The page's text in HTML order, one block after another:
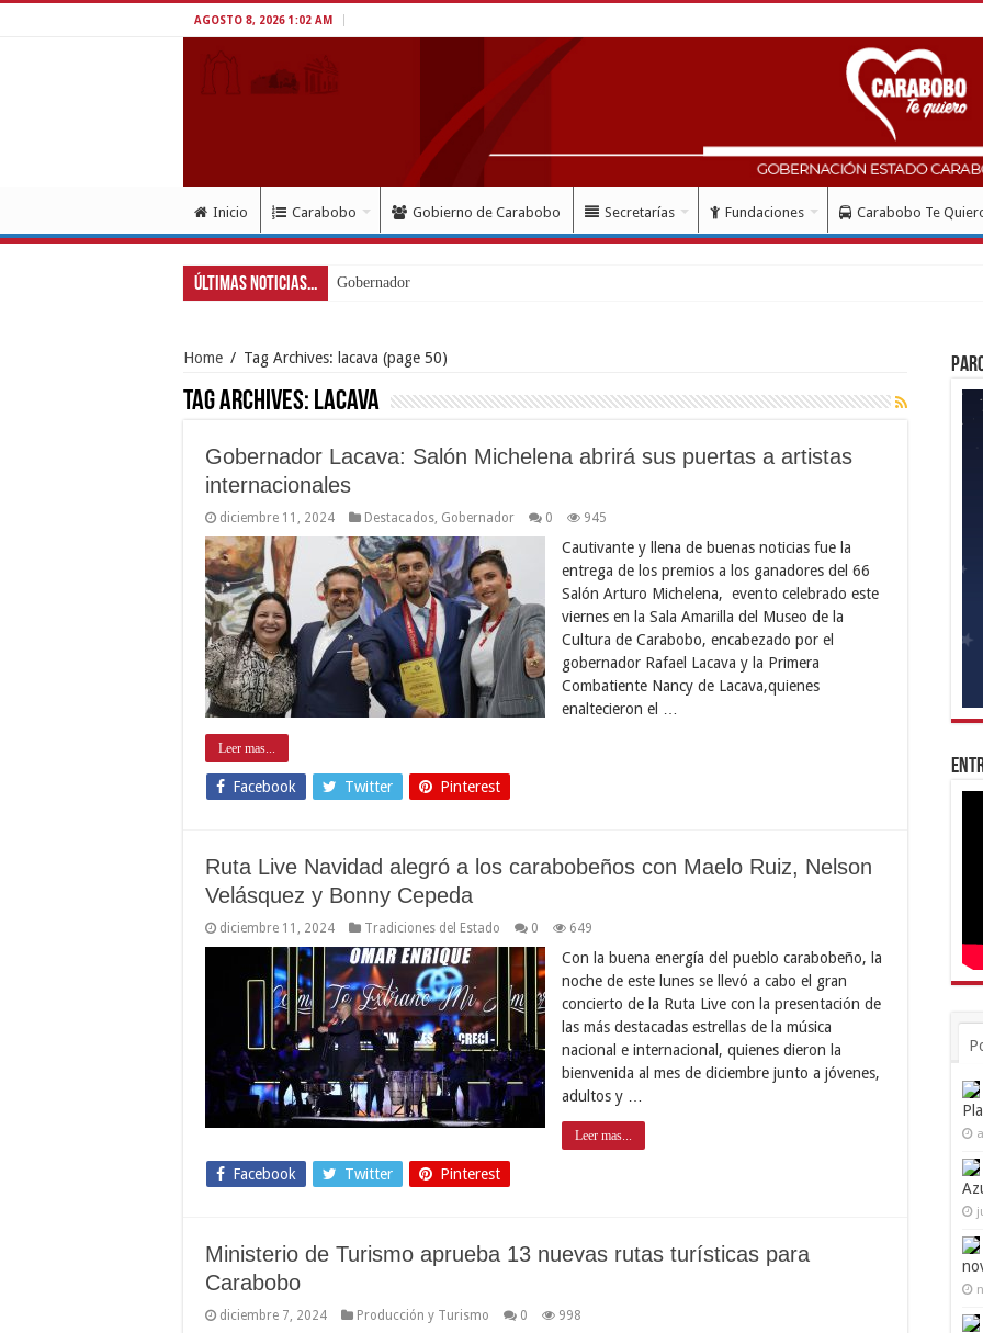
AGOSTO 8, 2026 1:02 AM
Inicio Carabobo Gobierno de Carabobo Secretarías Fundaciones Carabobo Te
Últimas Noticias... Gobernador Lacava a un mes del doblete s
Home / Tag Archives: lacava (page 50)
Tag Archives: lacava
Gobernador Lacava: Salón Michelena abrirá sus puertas a artistas
internacionales
diciembre 11, 2024 Destacados Gobernador 0 945
Cautivante y llena de buenas noticias fue la
entrega de los premios a los ganadores del 66
Salón Arturo Michelena, evento celebrado este
viernes en la Sala Amarilla del Museo de la
Cultura de Carabobo, encabezado por el
gobernador Rafael Lacava y la Primera
Combatiente Nancy de Lacava,quienes
enaltecieron el …
Leer mas...
Facebook Twitter Pinterest
Ruta Live Navidad alegró a los carabobeños con Maelo Ruiz, Nelson
Velásquez y Bonny Cepeda
diciembre 11, 2024 Tradiciones del Estado 0 649
Con la buena energía del pueblo carabobeño, la
noche de este lunes se llevó a cabo el gran
concierto de la Ruta Live con la presentación de
las más destacadas estrellas de la música
nacional e internacional, quienes dieron la
bienvenida al mes de diciembre junto a jóvenes,
adultos y …
Leer mas...
Facebook Twitter Pinterest
Ministerio de Turismo aprueba 13 nuevas rutas turísticas para
Carabobo
diciembre 7, 2024 Producción y Turismo 0 998